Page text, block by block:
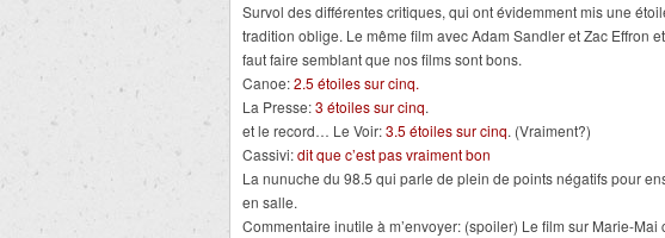
Survol des différentes critiques, qui ont évidemment mis une
tradition oblige. Le même film avec Adam Sandler et Zac Effron
faut faire semblant que nos films sont bons.
Canoe:2.5 étoiles sur cinq.
La Presse:3 étoiles sur cinq.
et le record… Le Voir:3.5 étoiles sur cinq. (Vraiment?)
Cassivi:dit que c’est pas vraiment bon
La nunuche du 98.5 qui parle de plein de points négatifs pour
en salle.
Commentaire inutile à m’envoyer: (spoiler) Le film sur Marie-Mai